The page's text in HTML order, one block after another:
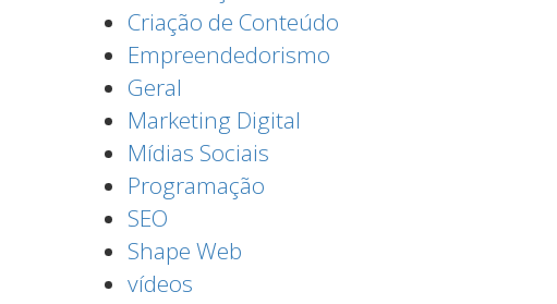
Criação de Conteúdo
Empreendedorismo
Geral
Marketing Digital
Mídias Sociais
Programação
SEO
Shape Web
vídeos